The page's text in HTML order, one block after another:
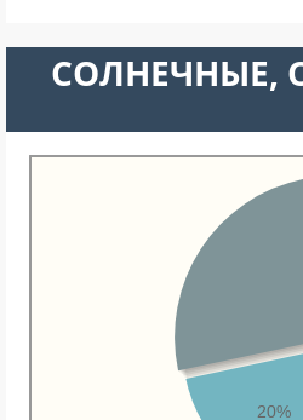
CОЛНЕЧНЫЕ,
20%